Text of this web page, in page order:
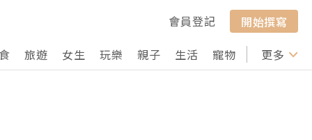
會員登記
開始撰寫
旅遊 女生 玩樂 親子 生活 寵物 行山 打卡
更多